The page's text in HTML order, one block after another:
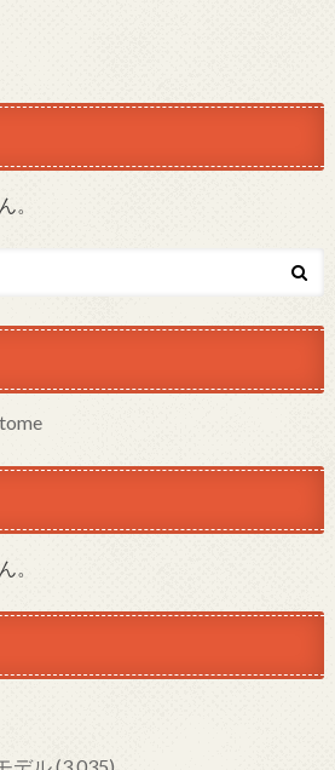
。
。